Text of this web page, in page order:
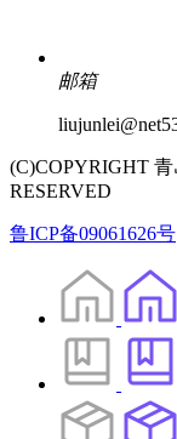
邮箱
(C)COPYRIGHT
RESERVED
鲁ICP备09061626号